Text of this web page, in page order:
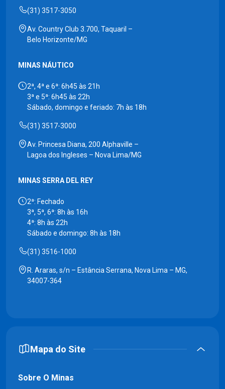
(31) 3517-3050
Av. Country Club 3.700, Taquaril –
Belo Horizonte/MG
MINAS NÁUTICO
2ª, 4ª e 6ª: 6h45 às 21h
3ª e 5ª: 6h45 às 22h
Sábado, domingo e feriado: 7h às 18h
(31) 3517-3000
Av. Princesa Diana, 200 Alphaville –
Lagoa dos Ingleses – Nova Lima/MG
MINAS SERRA DEL REY
2ª: Fechado
3ª, 5ª, 6ª: 8h às 16h
4ª: 8h às 22h
Sábado e domingo: 8h às 18h
(31) 3516-1000
R. Araras, s/n – Estância Serrana, Nova Lima – MG,
34007-364
Mapa do Site
Sobre O Minas